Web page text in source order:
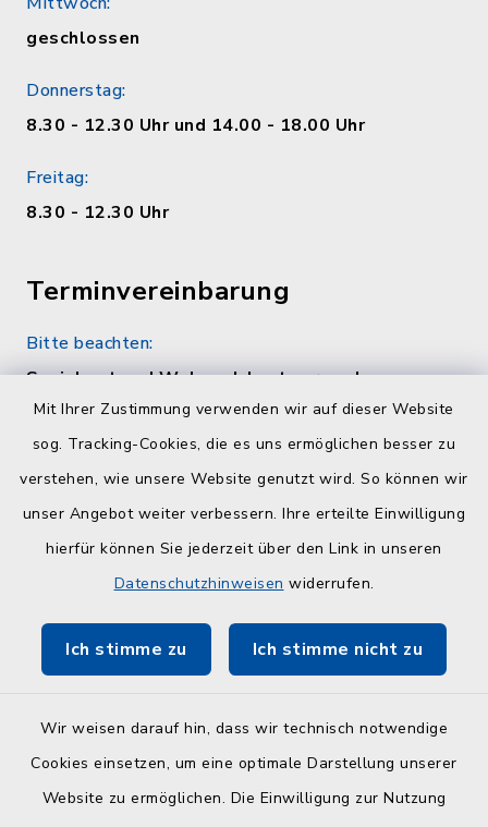
Mit Ihrer Zustimmung verwenden wir auf dieser Website
sog. Tracking-Cookies, die es uns ermöglichen besser zu
verstehen, wie unsere Website genutzt wird. So können wir
unser Angebot weiter verbessern. Ihre erteilte Einwilligung
hierfür können Sie jederzeit über den Link in unseren
Datenschutzhinweisen widerrufen.
Ich stimme zu Ich stimme nicht zu
Wir weisen darauf hin, dass wir technisch notwendige
Cookies einsetzen, um eine optimale Darstellung unserer
Website zu ermöglichen. Die Einwilligung zur Nutzung
geschlossen
Donnerstag:
8.30 - 12.30 Uhr und 14.00 - 18.00 Uhr
Freitag:
8.30 - 12.30 Uhr
Terminvereinbarung
Bitte beachten:
Sozialamt und Wohngeldamt nur nach
telefonischer Vereinbarung unter 04384 5979-
Quicklinks
Kreisverwaltung Plön
ZuFiSH